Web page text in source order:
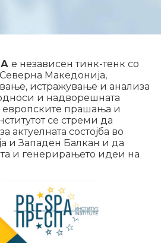
е независен тинк-тенк со
Македонија,
истражување и анализа
и надворешната
европските прашања и
се стреми да
актуелната состојба во
и Западен Балкан и да
и генерирањето идеи на